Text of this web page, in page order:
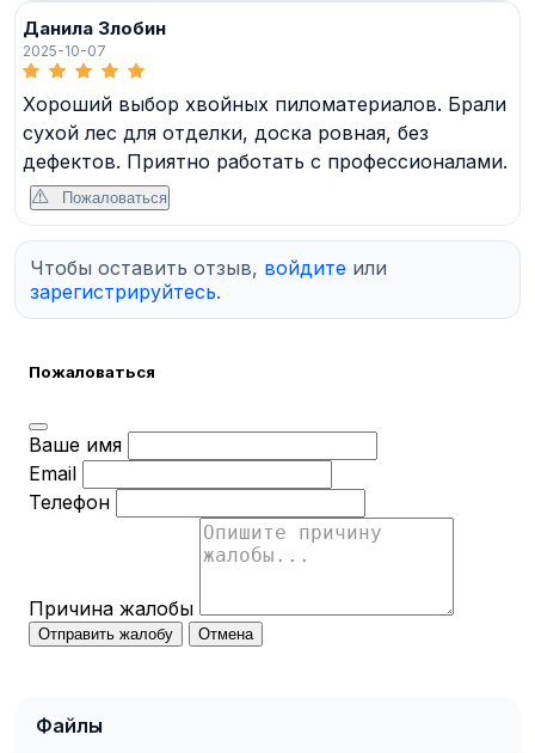
Данила Злобин
2025-10-07
Хороший выбор хвойных пиломатериалов. Брали
сухой лес для отделки, доска ровная, без
дефектов. Приятно работать с профессионалами.
Пожаловаться
Чтобы оставить отзыв, войдите или
зарегистрируйтесь.
Пожаловаться
Ваше имя
Email
Телефон
Причина жалобы
Отправить жалобу Отмена
Файлы